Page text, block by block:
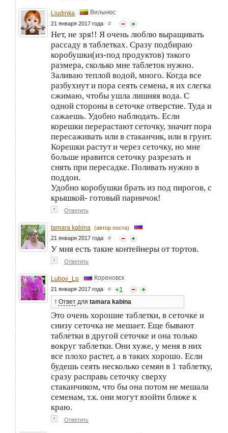
Liudinka Вильнюс
21 января 2017 года #
Нет, не зря!! Я очень люблю выращивать
рассаду в таблетках. Сразу подбираю
коробушки(из-под продуктов) такого
размера, сколько мне таблеток нужно.
Заливаю теплой водой, много. Когда все
разбухнут и пора сеять семена, я их слегка
сжимаю, чтобы ушла лишняя вода. С
одной стороны в сеточке отверстие. Туда и
сажаешь. Удобно наблюдать. Если
корешки перерастают сеточку, значит пора
пересаживать или в стаканчик, или в грунт.
Корешки растут и через сеточку, но мне
больше нравится сеточку разрезать и
снять при пересадке. Поливать нужно в
поддон.
Удобно коробушки брать из под пирогов, с
крышкой- готовый парничок!
↑ Ответить
tamara kabina (автор поста)
21 января 2017 года #
У мня есть такие контейнеры от тортов.
↑ Ответить
Lubov_Lp Кореновск
21 января 2017 года # +1
↑ Ответ для tamara kabina
Это очень хорошие таблетки, в сеточке и
снизу сеточка не мешает. Еще бывают
таблетки в другой сеточке и она только
вокруг таблетки. Они хуже, у меня в них
все плохо растет, а в таких хорошо. Если
будешь сеять несколько семян в 1 таблетку,
сразу расправь сеточку сверху
стаканчиком, что бы она потом не мешала
семенам, т.к. они могут взойти ближе к
краю.
↑ Ответить